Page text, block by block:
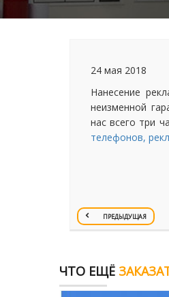
24 мая 2018
Нанесение
неизменной
нас всего три
телефонов,
ПРЕДЫДУЩАЯ
ЧТО ЕЩЁ